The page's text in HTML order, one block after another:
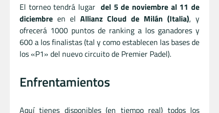
El torneo tendrá lugardel 5 de noviembre al 11 de
diciembre en el Allianz Cloud de Milán (Italia), y
ofrecerá 1000 puntos de ranking a los ganadores y
600 a los finalistas (tal y como establecen las bases de
los «P1» del nuevo circuito de Premier Padel).
Enfrentamientos
Aquí tienes disponibles (en tiempo real) todos los